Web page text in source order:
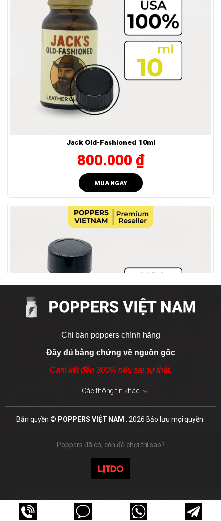
Các cặp đôi tìm kiếm sự khởi đầu nhẹ nhàng, tự nhiên,
dễ dàng hòa nhịp mà không gây mất kiểm soát.
​Giá niêm yết chính thức từ nhà sản xuất:
550.000 VNĐ
- Nhẹ nhàng cho trải nghiệm
850.000 VNĐ- Lựa chọn bền bỉ cho người
dùng lâu năm.
Để đạt hiệu quả tối đa khi sử dụng Super 96 Popper và đảm
bảo an toàn trong suốt trải nghiệm, bạn cần lưu ý một số
điểm quan trọng như: cách bảo quản, cách hít để lên mượt
mà và những điều tuyệt đối không nên làm khi dùng.
Cách hít phê nhất?
Cách dùng poppers tưởng đơn giản, nhưng để “phê đúng
cách” thì có vài mẹo nhỏ:
Cách mũi 2-5cm.
Hít nhẹ – chậm – theo nhịp thở tự nhiên, không nên hít
gấp.
Với chai mới mở, chỉ cần 1–2 hơi là đủ lên đều.
Lắc nhẹ chai trước khi mở giúp poppers “sống
dậy” mạnh hơn một chút, tuy nhiên không nên làm thường
Cách bảo quản Super 96?
Jack Old-Fashioned 10ml
800.000 ₫
MUA NGAY
Leather & Tobacco 15ml
850.000 ₫
Chỉ bán poppers chính hãng
Đầy đủ bằng chứng về nguồn gốc
Cam kết đền 300% nếu sai sự thật.
Các thông tin khác
Bản quyền © POPPERS VIỆT NAM . 2026 Bảo lưu mọi quyền.
Poppers đã có; còn đồ chơi thì sao?